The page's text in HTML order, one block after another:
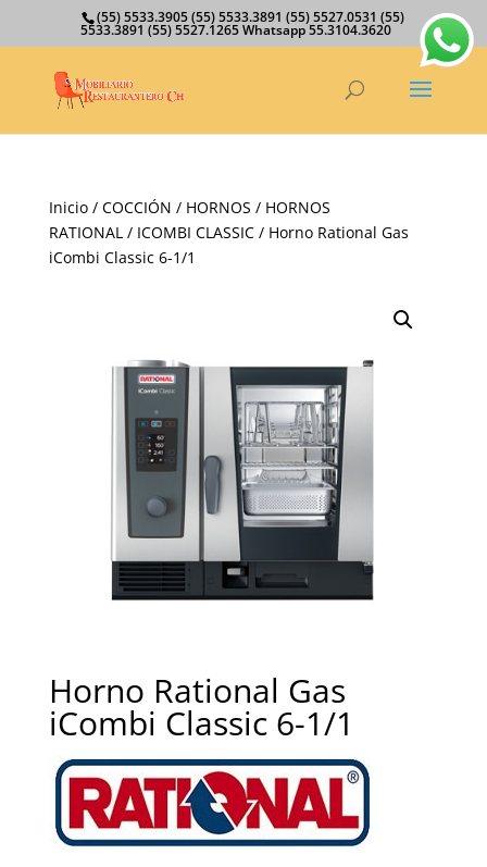
(55) 5533.3905 (55) 5533.3891 (55) 5527.0531 (55)
5533.3891 (55) 5527.1265 Whatsapp 55.3104.3620
Inicio/ COCCIÓN / HORNOS / HORNOS
RATIONAL/ ICOMBI CLASSIC/ Horno Rational Gas
iCombi Classic 6-1/1
Horno Rational Gas
iCombi Classic 6-1/1